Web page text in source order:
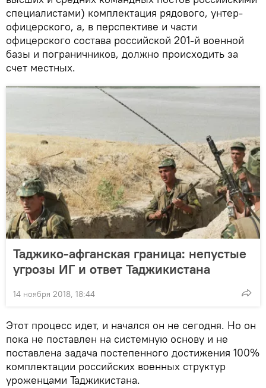
специалистами) комплектация рядового, унтер-
офицерского, а, в перспективе и части
офицерского состава российской 201-й военной
базы и пограничников, должно происходить за
счет местных.
Таджико-афганская граница: непустые
угрозы ИГ и ответ Таджикистана
14 ноября 2018, 18:44
Этот процесс идет, и начался он не сегодня. Но он
пока не поставлен на системную основу и не
поставлена задача постепенного достижения 100%
комплектации российских военных структур
уроженцами Таджикистана.